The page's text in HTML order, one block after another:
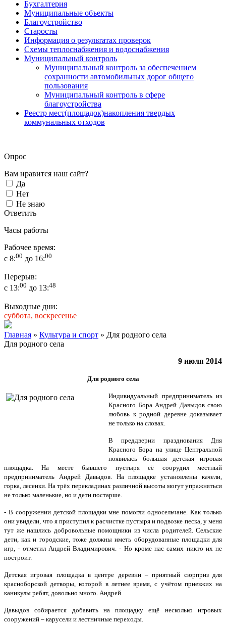
Бухгалтерия
Муниципальные объекты
Благоустройство
Старосты
Информация о результатах проверок
Схемы теплоснабжения и водоснабжения
Муниципальный контроль
Муниципальный контроль за обеспечением
сохранности автомобильных дорог общего
пользования
Муниципальный контроль в сфере
благоустройства
Реестр мест(площадок)накопления твердых
коммунальных отходов
Опрос
Вам нравится наш сайт?
Да
Нет
Не знаю
Ответить
Часы работы
Рабочее время:
с 8:00 до 16:00
Перерыв:
с 13:00 до 13:48
Выходные дни:
суббота, воскресенье
Главная » Культура и спорт » Для родного села
Для родного села
9 июля 2014
Для родного села
Индивидуальный предприниматель из
Красного Бора Андрей Давыдов свою
любовь к родной деревне доказывает
не только на словах.
В преддверии празднования Дня
Красного Бора на улице Центральной
появилась большая детская игровая
площадка. На месте бывшего пустыря её соорудил местный
предприниматель Андрей Давыдов. На площадке установлены качели,
горка, лесенки. На трёх перекладинах различной высоты могут упражняться
не только маленькие, но и дети постарше.
- В сооружении детской площадки мне помогли односельчане. Как только
они увидели, что я приступил к расчистке пустыря и подвозке песка, у меня
тут же нашлись добровольные помощники из числа родителей. Сельские
дети, как и городские, тоже должны иметь оборудованные площадки для
игр, - отметил Андрей Владимирович. - Но кроме нас самих никто их не
построит.
Детская игровая площадка в центре деревни – приятный сюрприз для
красноборской детворы, которой в летнее время, с учётом приезжих на
каникулы ребят, довольно много. Андрей
Давыдов собирается добавить на площадку ещё несколько игровых
сооружений – карусели и лестничные переходы.